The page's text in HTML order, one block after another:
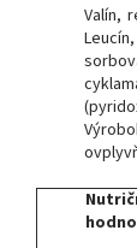
Valín,